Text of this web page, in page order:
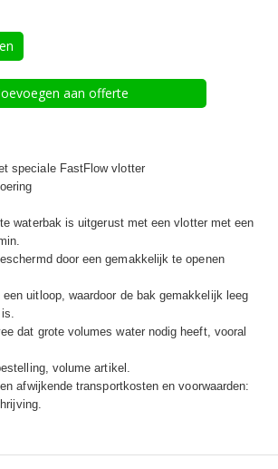
aan offerte
speciale FastFlow vlotter
waterbak is uitgerust met een vlotter met een
door een gemakkelijk te openen
uitloop, waardoor de bak gemakkelijk leeg
dat grote volumes water nodig heeft, vooral
volume artikel.
afwijkende transportkosten en voorwaarden: